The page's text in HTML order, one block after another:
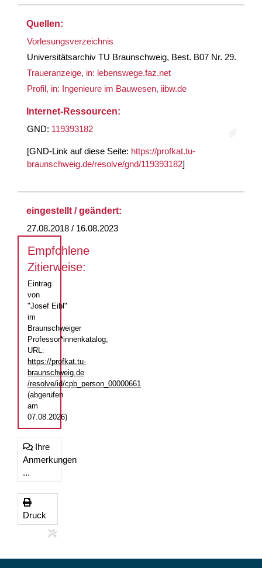
Quellen:
Vorlesungsverzeichnis
Universitätsarchiv TU Braunschweig, Best. B07 Nr. 29.
Traueranzeige, in: lebenswege.faz.net
Profil, in: Ingenieure im Bauwesen, iibw.de
Internet-Ressourcen:
GND: 119393182
[GND-Link auf diese Seite: https://profkat.tu-
braunschweig.de/resolve/gnd/119393182]
eingestellt / geändert:
27.08.2018 / 16.08.2023
Empfohlene
Zitierweise:
Eintrag
von
"Josef Eibl"
im
Braunschweiger
Professor*innenkatalog,
URL:
https://profkat.tu-
braunschweig.de
/resolve/id/cpb_person_00000661
(abgerufen
am
07.08.2026)
Ihre
Anmerkungen
...
Druck